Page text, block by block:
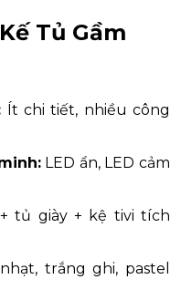
Tủ Gầm
Ít chi tiết, nhiều công
LED ẩn, LED cảm
tủ giày + kệ tivi tích
trắng ghi, pastel